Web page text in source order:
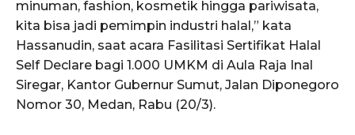
minuman, fashion, kosmetik hingga pariwisata,
kita bisa jadi pemimpin industri halal,” kata
Hassanudin, saat acara Fasilitasi Sertifikat Halal
Self Declare bagi 1.000 UMKM di Aula Raja Inal
Siregar, Kantor Gubernur Sumut, Jalan Diponegoro
Nomor 30, Medan, Rabu (20/3).